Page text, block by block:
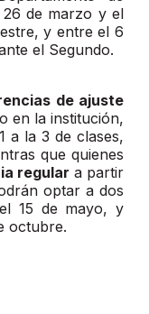
de marzo y el
y entre el 6
el Segundo.
de ajuste
en la institución,
a la 3 de clases,
que quienes
regular a partir
optar a dos
15 de mayo, y
octubre.